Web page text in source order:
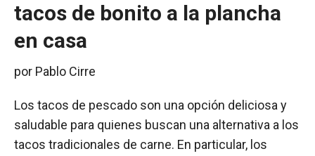
tacos de bonito a la plancha
en casa
por Pablo Cirre
Los tacos de pescado son una opción deliciosa y
saludable para quienes buscan una alternativa a los
tacos tradicionales de carne. En particular, los